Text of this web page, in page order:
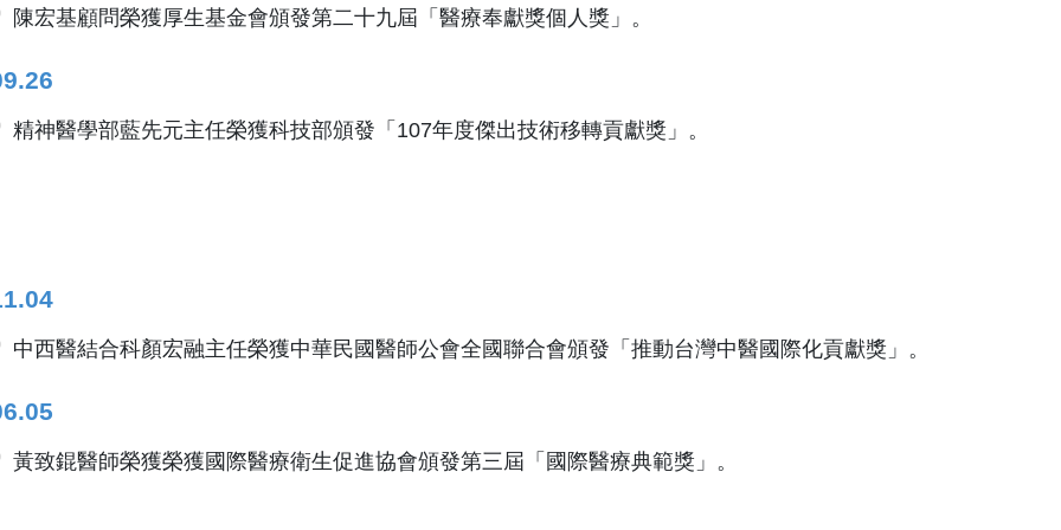
陳宏基顧問榮獲厚生基金會頒發第二十九屆「醫療奉獻獎個人獎」。
精神醫學部藍先元主任榮獲科技部頒發「107年度傑出技術移轉貢獻獎」。
中西醫結合科顏宏融主任榮獲中華民國醫師公會全國聯合會頒發「推動台灣中醫國際化貢獻獎」。
黃致錕醫師榮獲榮獲國際醫療衛生促進協會頒發第三屆「國際醫療典範獎」。